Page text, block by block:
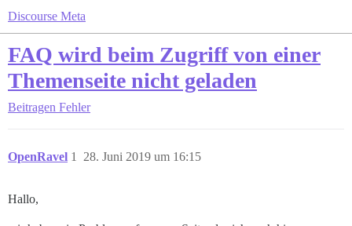
Discourse Meta
FAQ wird beim Zugriff von einer
Themenseite nicht geladen
Beitragen Fehler
OpenRavel 28. Juni 2019 um 16:15
1
Hallo,